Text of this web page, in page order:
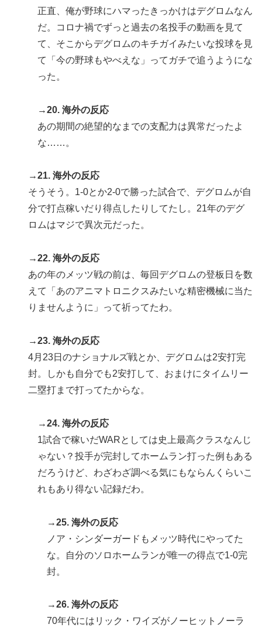
正直、俺が野球にハマったきっかけはデグロムなん
だ。コロナ禍でずっと過去の名投手の動画を見て
て、そこからデグロムのキチガイみたいな投球を見
て「今の野球もやべえな」ってガチで追うようにな
った。
→20. 海外の反応
あの期間の絶望的なまでの支配力は異常だったよ
な……。
→21. 海外の反応
そうそう。1-0とか2-0で勝った試合で、デグロムが自
分で打点稼いだり得点したりしてたし。21年のデグ
ロムはマジで異次元だった。
→22. 海外の反応
あの年のメッツ戦の前は、毎回デグロムの登板日を数
えて「あのアニマトロニクスみたいな精密機械に当た
りませんように」って祈ってたわ。
→23. 海外の反応
4月23日のナショナルズ戦とか、デグロムは2安打完
封。しかも自分でも2安打して、おまけにタイムリー
二塁打まで打ってたからな。
→24. 海外の反応
1試合で稼いだWARとしては史上最高クラスなんじ
ゃない？投手が完封してホームラン打った例もある
だろうけど、わざわざ調べる気にもならんくらいこ
れもあり得ない記録だわ。
→25. 海外の反応
ノア・シンダーガードもメッツ時代にやってた
な。自分のソロホームランが唯一の得点で1-0完
封。
→26. 海外の反応
70年代にはリック・ワイズがノーヒットノーラ